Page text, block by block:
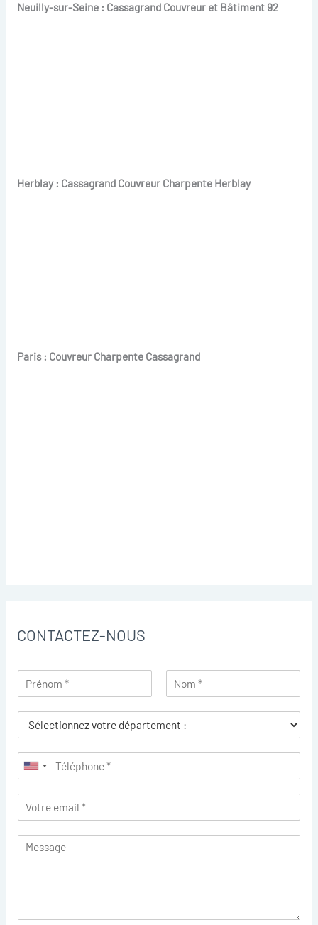
Neuilly-sur-Seine : Cassagrand Couvreur et Bâtiment 92
Herblay : Cassagrand Couvreur Charpente Herblay
Paris : Couvreur Charpente Cassagrand
CONTACTEZ-NOUS